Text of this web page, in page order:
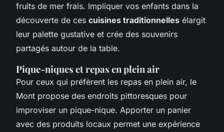
fruits de mer frais. Impliquer vos enfants dans la
découverte de ces cuisines traditionnelles élargit
leur palette gustative et crée des souvenirs
partagés autour de la table.
Pique-niques et repas en plein air
Pour ceux qui préfèrent les repas en plein air, le
Mont propose des endroits pittoresques pour
improviser un pique-nique. Apporter un panier
avec des produits locaux permet une expérience